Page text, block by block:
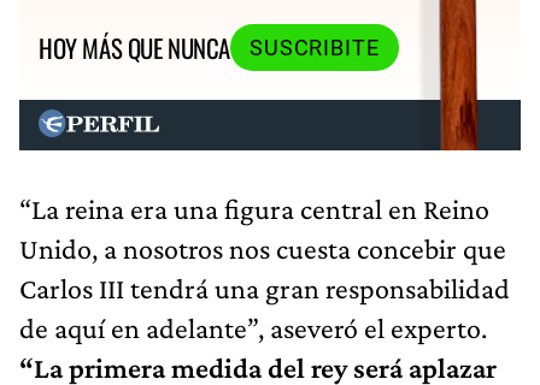
HOY MÁS QUE NUNCA
SUSCRIBITE
“La reina era una figura central en Reino
Unido, a nosotros nos cuesta concebir que
Carlos III tendrá una gran responsabilidad
de aquí en adelante”, aseveró el experto.
“La primera medida del rey será aplazar